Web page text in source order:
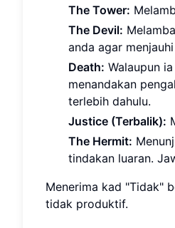
The Tower:
The Devil:
anda agar
Death: Walaupun
menandakan
terlebih dahulu.
Justice (Terbalik):
The Hermit:
tindakan luaran.
Menerima kad "Tidak"
tidak produktif.